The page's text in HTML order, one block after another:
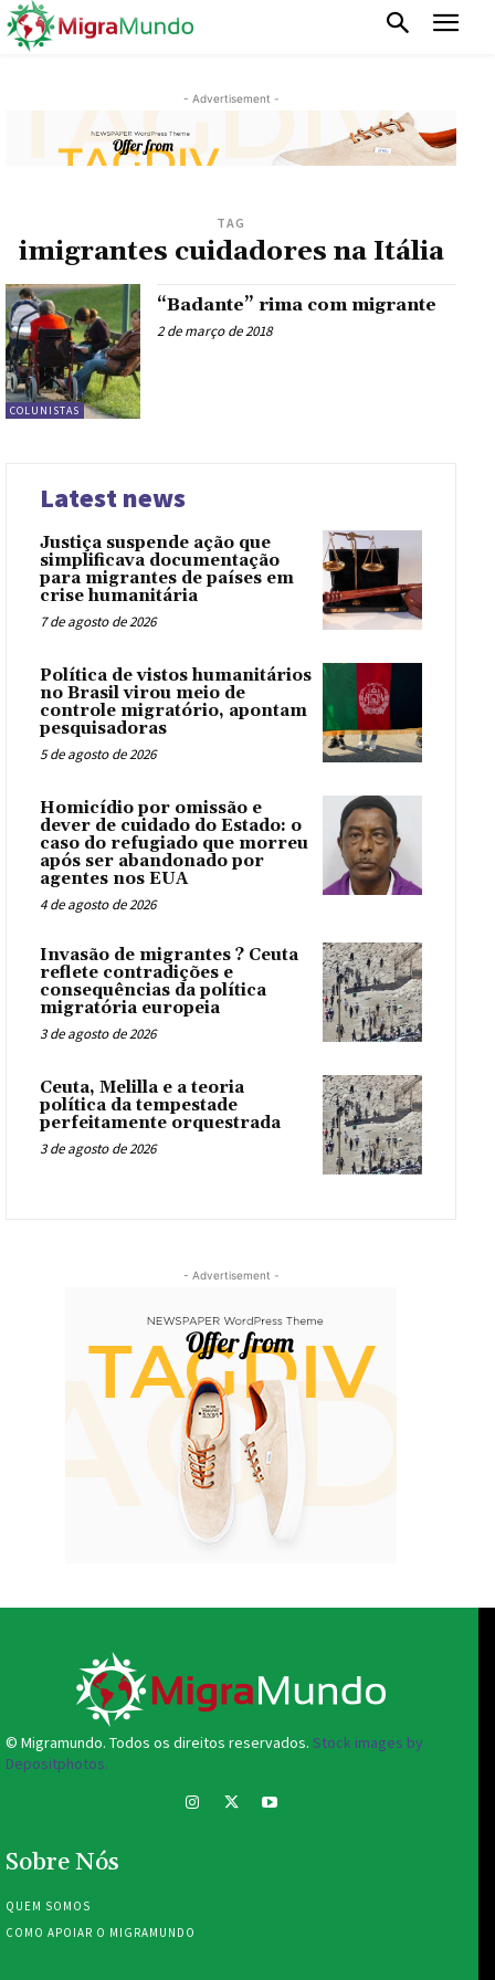
- Advertisement -
TAG
imigrantes cuidadores na Itália
COLUNISTAS
“Badante” rima com migrante
2 de março de 2018
Latest news
Justiça suspende ação que
simplificava documentação
para migrantes de países em
crise humanitária
7 de agosto de 2026
Política de vistos humanitários
no Brasil virou meio de
controle migratório, apontam
pesquisadoras
5 de agosto de 2026
Homicídio por omissão e
dever de cuidado do Estado: o
caso do refugiado que morreu
após ser abandonado por
agentes nos EUA
4 de agosto de 2026
Invasão de migrantes ? Ceuta
reflete contradições e
consequências da política
migratória europeia
3 de agosto de 2026
Ceuta, Melilla e a teoria
política da tempestade
perfeitamente orquestrada
3 de agosto de 2026
- Advertisement -
© Migramundo. Todos os direitos reservados. Stock images by
Depositphotos.
Sobre Nós
QUEM SOMOS
COMO APOIAR O MIGRAMUNDO